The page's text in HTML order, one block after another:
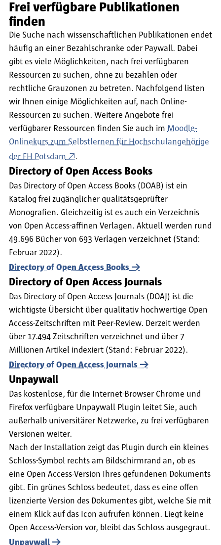
Frei verfügbare Publikationen
finden
Die Suche nach wissenschaftlichen Publikationen endet
häufig an einer Bezahlschranke oder Paywall. Dabei
gibt es viele Möglichkeiten, nach frei verfügbaren
Ressourcen zu suchen, ohne zu bezahlen oder
rechtliche Grauzonen zu betreten. Nachfolgend listen
wir Ihnen einige Möglichkeiten auf, nach Online-
Ressourcen zu suchen. Weitere Angebote frei
verfügbarer Ressourcen finden Sie auch im Moodle-
Onlinekurs zum Selbstlernen für Hochschulangehörige
der FH Potsdam
.
Directory of Open Access Books
Das Directory of Open Access Books (DOAB) ist ein
Katalog frei zugänglicher qualitätsgeprüfter
Monografien. Gleichzeitig ist es auch ein Verzeichnis
von Open Access-affinen Verlagen. Aktuell werden rund
49.696 Bücher von 693 Verlagen verzeichnet (Stand:
Februar 2022).
Directory of Open Access Books
Directory of Open Access Journals
Das Directory of Open Access Journals (DOAJ) ist die
wichtigste Übersicht über qualitativ hochwertige Open
Access-Zeitschriften mit Peer-Review. Derzeit werden
über 17.494 Zeitschriften verzeichnet und über 7
Millionen Artikel indexiert (Stand: Februar 2022).
Directory of Open Access Journals
Unpaywall
Das kostenlose, für die Internet-Browser Chrome und
Firefox verfügbare Unpaywall Plugin leitet Sie, auch
außerhalb universitärer Netzwerke, zu frei verfügbaren
Versionen weiter.
Nach der Installation zeigt das Plugin durch ein kleines
Schloss-Symbol rechts am Bildschirmrand an, ob es
eine Open Access-Version Ihres gefundenen Dokuments
gibt. Ein grünes Schloss bedeutet, dass es eine offen
lizenzierte Version des Dokumentes gibt, welche Sie mit
einem Klick auf das Icon aufrufen können. Liegt keine
Open Access-Version vor, bleibt das Schloss ausgegraut.
Unpaywall